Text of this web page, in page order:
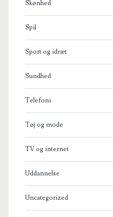
Skønhed
Spil
Sport og idræt
Sundhed
Telefoni
Tøj og mode
TV og internet
Uddannelse
Uncategorized